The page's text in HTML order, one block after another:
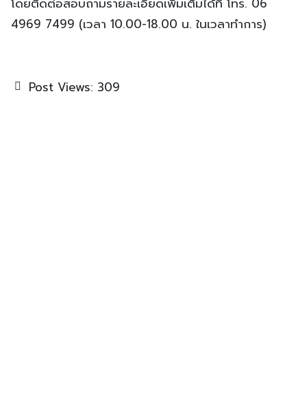
โดยติดต่อสอบถามรายละเอียดเพิ่มเติมได้ที่ โทร. 06
4969 7499 (เวลา 10.00-18.00 น. ในเวลาทำการ)
Post Views: 309